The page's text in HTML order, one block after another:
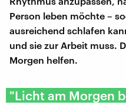
Person leben möchte –
ausreichend schlafen
und sie zur Arbeit muss.
Morgen helfen.
"Licht am Morgen